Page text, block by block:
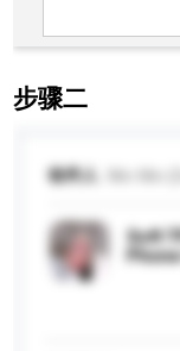
步骤二
收件人 Win Win
Soft